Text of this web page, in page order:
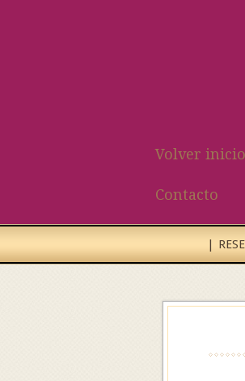
Volver inicio
Contacto
|